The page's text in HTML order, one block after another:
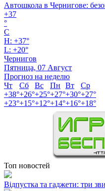
Автошкола в Чернигове:
+37
°
C
H: +37°
L: +20°
Чернигов
Пятница, 07 Август
Прогноз на неделю
Чт
Сб Вс Пн Вт
Ср
+38°+26°+25°+27°+30°+27°
+23°+15°+12°+14°+16°+18°
Топ новостей
Відпустка та гаджети: три